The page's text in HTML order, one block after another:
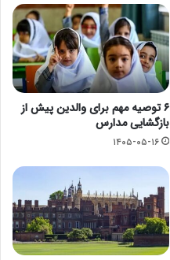
۶ توصیه مهم برای والدین پیش از
بازگشایی مدارس
۱۴۰۵-۰۵-۱۶